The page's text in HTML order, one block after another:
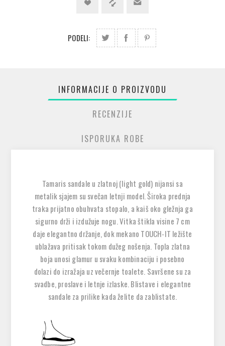
PODELI:
INFORMACIJE O PROIZVODU
RECENZIJE
ISPORUKA ROBE
Tamaris sandale u zlatnoj (light gold) nijansi sa
metalik sjajem su svečan letnji model. Široka prednja
traka prijatno obuhvata stopalo, a kaiš oko gležnja ga
sigurno drži i izdužuje nogu. Vitka štikla visine 7 cm
daje elegantno držanje, dok mekano TOUCH-IT ležište
ublažava pritisak tokom dužeg nošenja. Topla zlatna
boja unosi glamur u svaku kombinaciju i posebno
dolazi do izražaja uz večernje toalete. Savršene su za
svadbe, proslave i letnje izlaske. Blistave i elegantne
sandale za prilike kada želite da zablistate.